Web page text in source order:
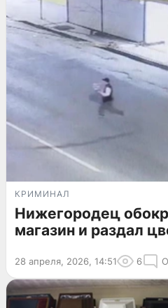
КРИМИНАЛ
Нижегородец
магазин и раздал
28 апреля, 2026, 14:51 6